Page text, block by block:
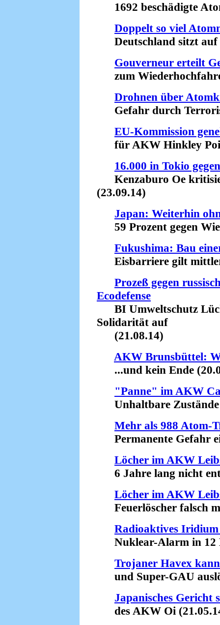
1692 beschädigte
Doppelt so viel
Deutschland sitzt auf
Gouverneur erteilt
zum
Drohnen über
Gefahr durch
EU-Kommission
für AKW Hinkley
16.000 in Tokio
Kenzaburo Oe
(23.09.14)
Japan: Weiterhin
59 Prozent gegen
Fukushima: Bau
Eisbarriere gilt
Prozeß gegen
Ecodefense
BI Umweltschutz
Solidarität auf
(21.08.14)
AKW Brunsbüttel:
...und kein Ende
"Panne" im AKW
Unhaltbare Zustände
Mehr als 988 Atom-
Permanente Gefahr
Löcher im AKW
6 Jahre lang nicht
Löcher im AKW
Feuerlöscher falsch
Radioaktives Iridium
Nuklear-Alarm in 12
Trojaner Havex
und Super-GAU
Japanisches Gericht
des AKW Oi